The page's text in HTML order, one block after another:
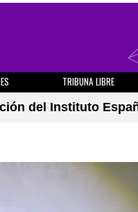
TRIBUNA LIBRE
del Instituto